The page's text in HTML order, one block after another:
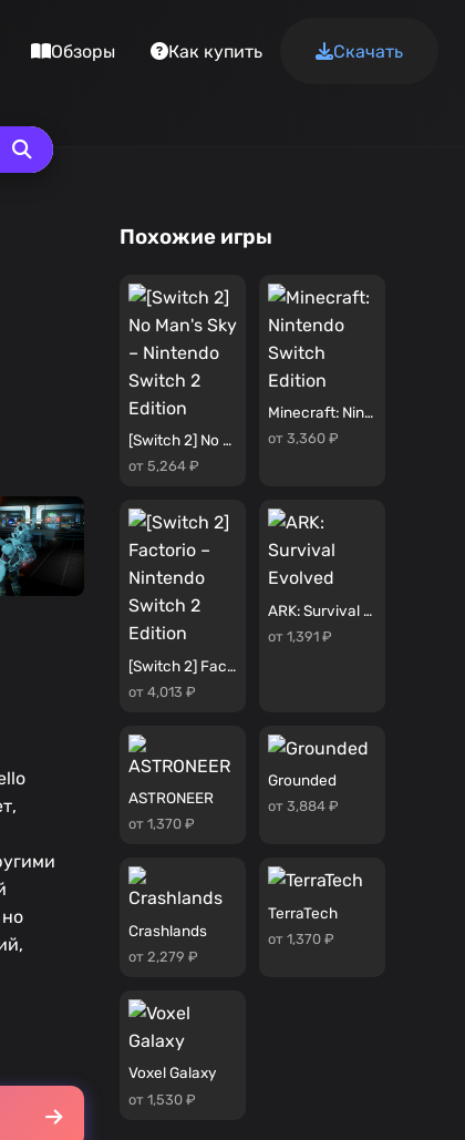
Обзоры Как купить Скачать
Похожие игры
[Switch 2] No Man's Sky – Nintendo Switch 2 Edition
от 5,264 ₽
Minecraft: Nintendo Switch Edition
от 3,360 ₽
[Switch 2] Factorio – Nintendo Switch 2 Edition
от 4,013 ₽
ARK: Survival Evolved
от 1,391 ₽
ASTRONEER
от 1,370 ₽
Grounded
от 3,884 ₽
Crashlands
от 2,279 ₽
TerraTech
от 1,370 ₽
Voxel Galaxy
от 1,530 ₽